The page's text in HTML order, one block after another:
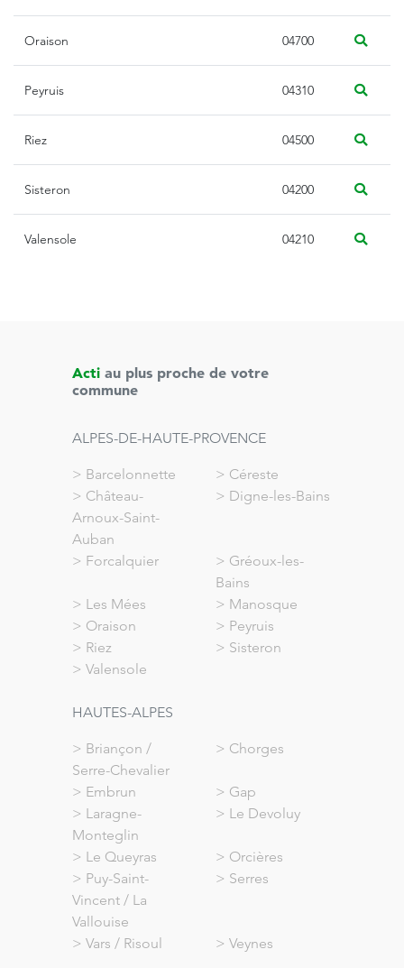
Oraison 04700
Peyruis 04310
Riez 04500
Sisteron 04200
Valensole 04210
Acti au plus proche de votre
commune
ALPES-DE-HAUTE-PROVENCE
> Barcelonnette > Céreste
> Château-
Arnoux-Saint-
Auban
> Digne-les-Bains
> Forcalquier > Gréoux-les-
Bains
> Les Mées > Manosque
> Oraison > Peyruis
> Riez > Sisteron
> Valensole
HAUTES-ALPES
> Briançon /
Serre-Chevalier
> Chorges
> Embrun > Gap
> Laragne-
Monteglin
> Le Devoluy
> Le Queyras > Orcières
> Puy-Saint-
Vincent / La
Vallouise
> Serres
> Vars / Risoul > Veynes